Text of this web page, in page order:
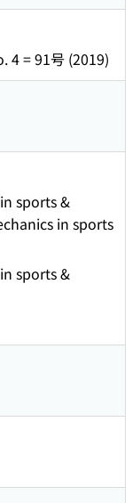
4 = 91号 (2019)
sports &
in sports
sports &